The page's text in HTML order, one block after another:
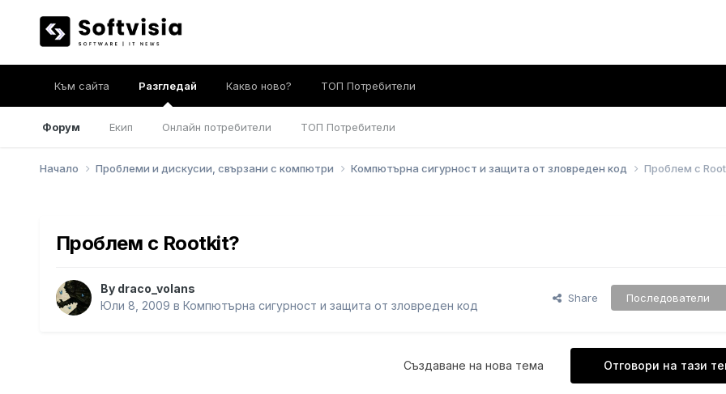
Към сайта Разгледай
Форум Екип Онлайн потребители ТОП Потребители
Какво ново? ТОП Потребители
Начало Проблеми и дискусии, свързани с компютри Компютърна сигурност и защита от зловреден код Проблем с
Проблем с Rootkit?
By draco_volans
Юли 8, 2009 в Компютърна сигурност и защита от зловреден код
Share Последователи
Отговори на тази
Създаване на нова тема